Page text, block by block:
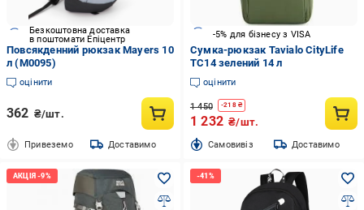
Безкоштовна доставка
в поштомати Епіцентр
Повсякденний рюкзак Mayers 10
л (M0095)
оцінити
362 ₴/шт.
Привеземо Доставимо
-5% для бізнесу з VISA
Сумка-рюкзак Tavialo CityLife
TC14 зелений 14 л
оцінити
1 450 -218₴
1 232 ₴/шт.
Cамовивіз Доставимо